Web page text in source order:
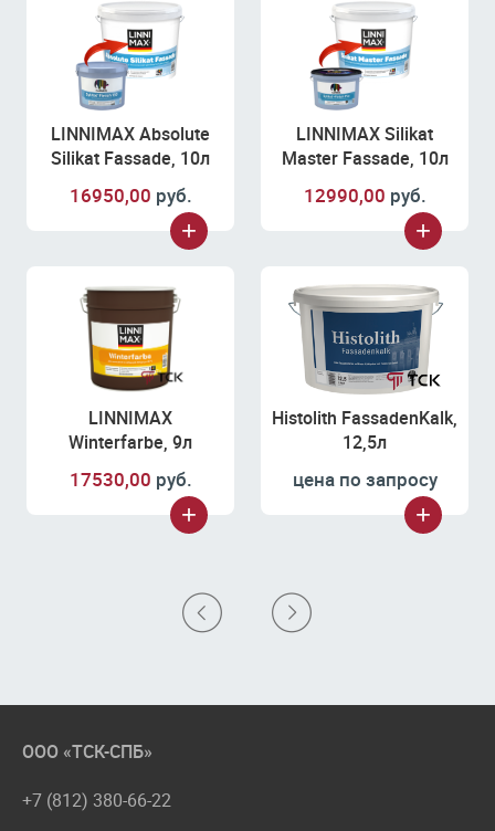
LINNIMAX Absolute
Silikat Fassade, 10л
16950,00 руб.
LINNIMAX Silikat
Master Fassade, 10л
12990,00 руб.
LINNIMAX
Winterfarbe, 9л
17530,00 руб.
Histolith FassadenKalk,
12,5л
цена по запросу
ООО «ТСК-СПБ»
+7 (812) 380-66-22